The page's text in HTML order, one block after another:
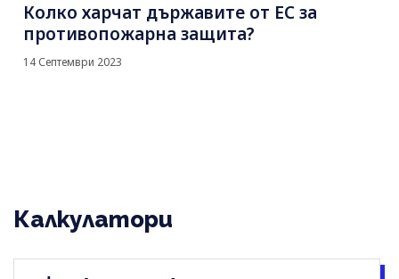
Колко харчат държавите от ЕС за
противопожарна защита?
14 Септември 2023
Калкулатори